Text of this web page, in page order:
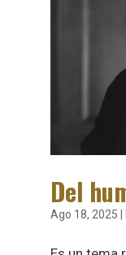
Del
Ago 18, 2025